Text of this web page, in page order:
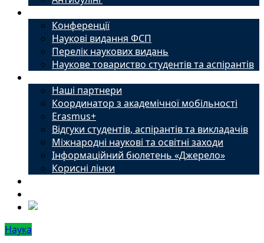
Конференції
Наукові видання ФСП
Перелік наукових видань
Наукове товариство студентів та аспірантів
Наші партнери
Координатор з академічної мобільності
Erasmus+
Відгуки студентів, аспірантів та викладачів
Міжнародні наукові та освітні заходи
Інформаційний бюлетень «Джерело»
Корисні лінки
Наука